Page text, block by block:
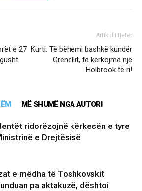
e 27
Artikulli tjetër
Kurti: Të bëhemi bashkë kundër
Grenellit, të kërkojmë një
Holbrook të ri!
MË SHUMË NGA AUTORI
ridorëzojnë kërkesën e tyre
e Drejtësisë
e mëdha të Toshkovskit
pa aktakuzë, dështoi